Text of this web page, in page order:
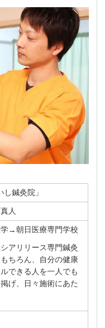
鍼灸院」
人
→朝日医療専門学校
アリリース専門鍼灸
ちろん、自分の健康
できる人を一人でも
げ、日々施術にあた